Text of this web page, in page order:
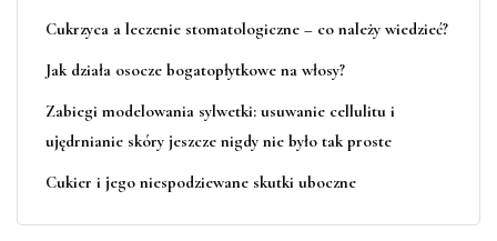
Cukrzyca a leczenie stomatologiczne – co należy wiedzieć?
Jak działa osocze bogatopłytkowe na włosy?
Zabiegi modelowania sylwetki: usuwanie cellulitu i
ujędrnianie skóry jeszcze nigdy nie było tak proste
Cukier i jego niespodziewane skutki uboczne